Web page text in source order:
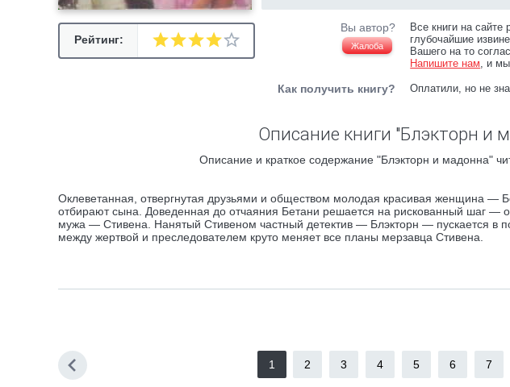
Рейтинг:
Вы автор?
Жалоба
Все книги на
глубочайшие
Вашего на то
Напишите нам, и
Как получить книгу? Оплатили, но не
Описание книги "Блэкторн и
Описание и краткое содержание "Блэкторн и мадонна"
Оклеветанная, отвергнутая друзьями и обществом молодая красивая женщина —
отбирают сына. Доведенная до отчаяния Бетани решается на рискованный шаг —
мужа — Стивена. Нанятый Стивеном частный детектив — Блэкторн — пускается в
между жертвой и преследователем круто меняет все планы мерзавца Стивена.
1 2 3 4 5 6 7